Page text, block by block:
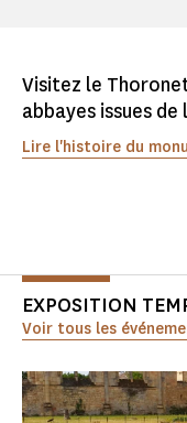
Visitez le
abbayes issues
Lire l'histoire du
EXPOSITION
Voir tous les